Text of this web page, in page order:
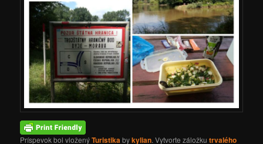
Príspevok bol vloženýTuristikabykylian. Vytvorte záložkutrvalého